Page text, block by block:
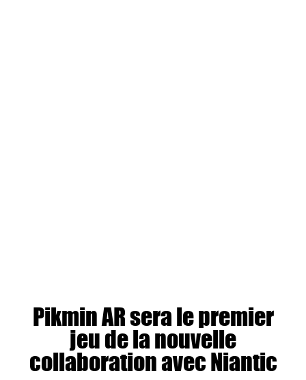
Pikmin AR sera le premier
jeu de la nouvelle
collaboration avec Niantic